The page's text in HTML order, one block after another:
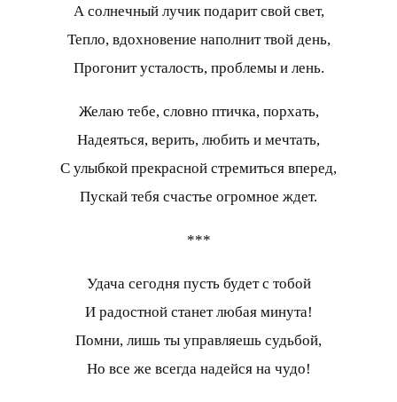
А солнечный лучик подарит свой свет,
Тепло, вдохновение наполнит твой день,
Прогонит усталость, проблемы и лень.
Желаю тебе, словно птичка, порхать,
Надеяться, верить, любить и мечтать,
С улыбкой прекрасной стремиться вперед,
Пускай тебя счастье огромное ждет.
***
Удача сегодня пусть будет с тобой
И радостной станет любая минута!
Помни, лишь ты управляешь судьбой,
Но все же всегда надейся на чудо!